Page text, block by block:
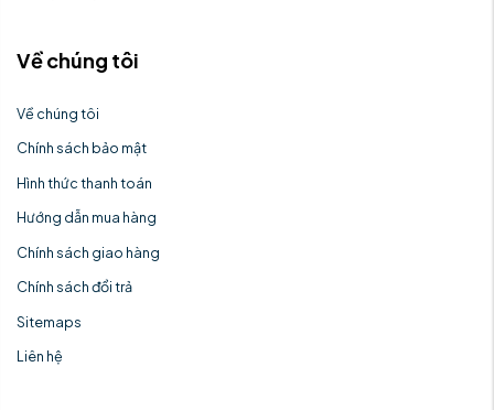
Về chúng tôi
Về chúng tôi
Chính sách bảo mật
Hình thức thanh toán
Hướng dẫn mua hàng
Chính sách giao hàng
Chính sách đổi trả
Sitemaps
Liên hệ